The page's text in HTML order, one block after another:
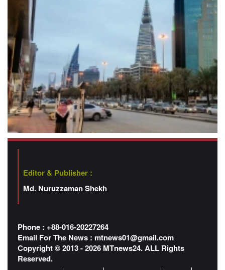
Editor & Publisher :
Md. Nuruzzaman Shekh
Phone : +88-016-20227264
Email For The News : mtnews01@gmail.com
Copyright © 2013 - 2026 MTnews24. ALL Rights
Reserved.